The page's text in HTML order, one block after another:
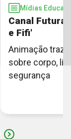
Mídias
Canal Futura
e Fifi'
Animação traz
sobre corpo,
segurança